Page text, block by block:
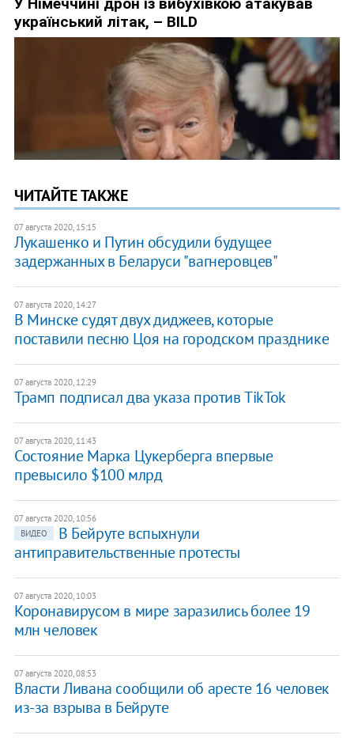
ЧИТАЙТЕ ТАКЖЕ
07 августа 2020, 15:15
Лукашенко и Путин обсудили будущее
задержанных в Беларуси "вагнеровцев"
07 августа 2020, 14:27
В Минске судят двух диджеев, которые
поставили песню Цоя на городском празднике
07 августа 2020, 12:29
Трамп подписал два указа против TikTok
07 августа 2020, 11:43
Состояние Марка Цукерберга впервые
превысило $100 млрд
07 августа 2020, 10:56
ВИДЕО
В Бейруте вспыхнули
антиправительственные протесты
07 августа 2020, 10:03
Коронавирусом в мире заразились более 19
млн человек
07 августа 2020, 08:53
Власти Ливана сообщили об аресте 16 человек
из-за взрыва в Бейруте